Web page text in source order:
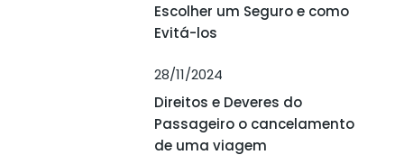
Escolher um Seguro e como
Evitá-los
28/11/2024
Direitos e Deveres do
Passageiro o cancelamento
de uma viagem